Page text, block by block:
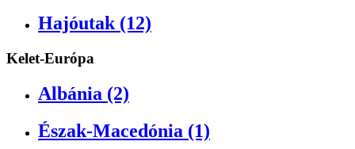
Hajóutak (12)
Kelet-Európa
Albánia (2)
Észak-Macedónia (1)